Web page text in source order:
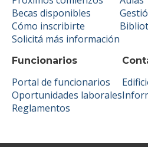
Becas disponibles
Cómo inscribirte
Solicitá más información
Funcionarios
Portal de funcionarios
Oportunidades laborales
Reglamentos